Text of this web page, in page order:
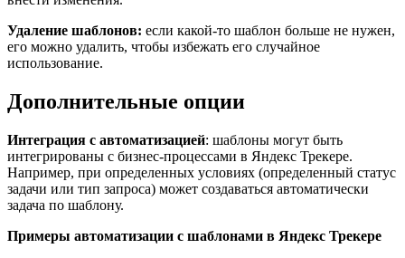
Удаление шаблонов: если какой-то шаблон больше не нужен,
его можно удалить, чтобы избежать его случайное
использование.
Дополнительные опции
Интеграция с автоматизацией: шаблоны могут быть
интегрированы с бизнес-процессами в Яндекс Трекере.
Например, при определенных условиях (определенный статус
задачи или тип запроса) может создаваться автоматически
задача по шаблону.
Примеры автоматизации с шаблонами в Яндекс Трекере